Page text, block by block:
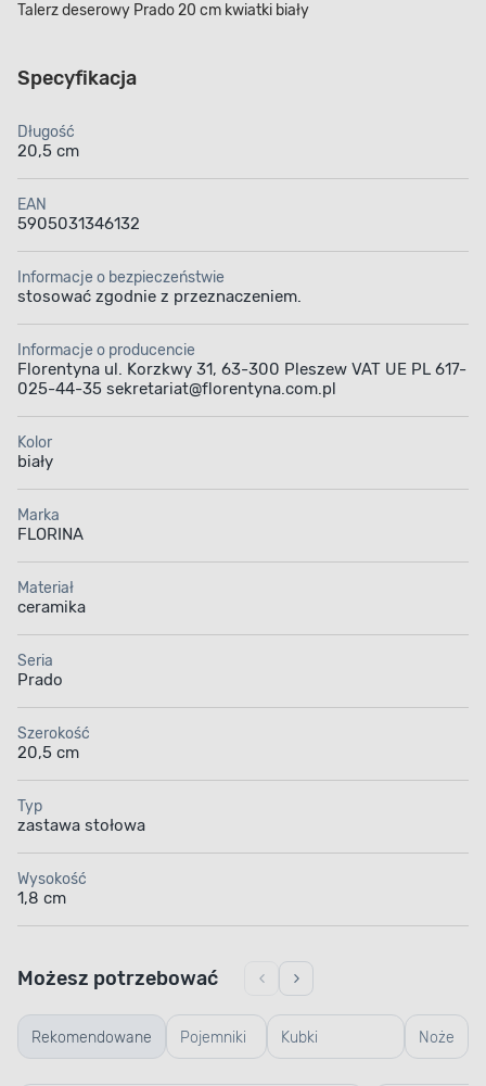
Talerz deserowy Prado 20 cm kwiatki biały
Specyfikacja
Długość
20,5 cm
EAN
5905031346132
Informacje o bezpieczeństwie
stosować zgodnie z przeznaczeniem.
Informacje o producencie
Florentyna ul. Korzkwy 31, 63-300 Pleszew VAT UE PL 617-
025-44-35 sekretariat@florentyna.com.pl
Kolor
biały
Marka
FLORINA
Materiał
ceramika
Seria
Prado
Szerokość
20,5 cm
Typ
zastawa stołowa
Wysokość
1,8 cm
Rekomendowane Pojemniki Kubki Noże
Możesz potrzebować